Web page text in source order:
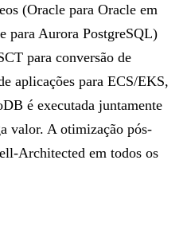
(Oracle para Oracle em
para Aurora PostgreSQL)
para conversão de
aplicações para ECS/EKS,
é executada juntamente
valor. A otimização pós-
Architected em todos os